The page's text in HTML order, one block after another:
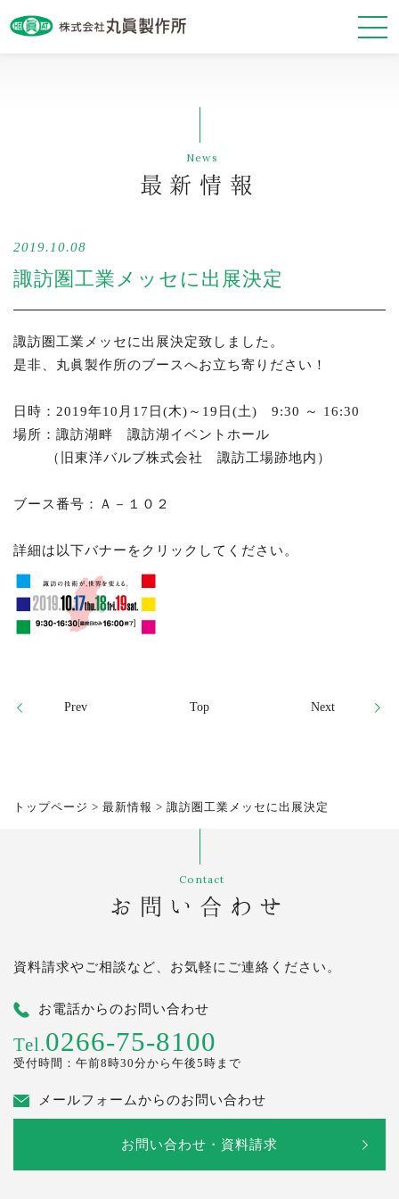
会社案内
お問い合わせ・資料請求
News
最新情報
2019.10.08
諏訪圏工業メッセに出展決定
諏訪圏工業メッセに出展決定致しました。
是非、丸眞製作所のブースへお立ち寄りださい！
日時：2019年10月17日(木)～19日(土) 9:30 ～ 16:30
場所：諏訪湖畔 諏訪湖イベントホール
（旧東洋バルブ株式会社 諏訪工場跡地内）
ブース番号：Ａ－１０２
詳細は以下バナーをクリックしてください。
Prev Top Next
トップページ > 最新情報 > 諏訪圏工業メッセに出展決定
Contact
お問い合わせ
資料請求やご相談など、お気軽にご連絡ください。
お電話からのお問い合わせ
Tel.0266-75-8100
受付時間：午前8時30分から午後5時まで
メールフォームからのお問い合わせ
お問い合わせ・資料請求